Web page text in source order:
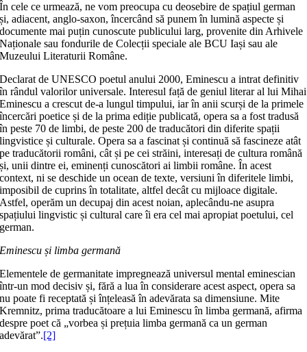
În cele ce urmează, ne vom preocupa cu deosebire de spațiul german
și, adiacent, anglo-saxon, încercând să punem în lumină aspecte și
documente mai puțin cunoscute publicului larg, provenite din Arhivele
Naționale sau fondurile de Colecții speciale ale BCU Iași sau ale
Muzeului Literaturii Române.
Declarat de UNESCO poetul anului 2000, Eminescu a intrat definitiv
în rândul valorilor universale. Interesul față de geniul literar al lui Mihai
Eminescu a crescut de-a lungul timpului, iar în anii scurși de la primele
încercări poetice și de la prima ediție publicată, opera sa a fost tradusă
în peste 70 de limbi, de peste 200 de traducători din diferite spații
lingvistice și culturale. Opera sa a fascinat și continuă să fascineze atât
pe traducătorii români, cât și pe cei străini, interesați de cultura română
și, unii dintre ei, eminenți cunoscători ai limbii române. În acest
context, ni se deschide un ocean de texte, versiuni în diferitele limbi,
imposibil de cuprins în totalitate, altfel decât cu mijloace digitale.
Astfel, operăm un decupaj din acest noian, aplecându-ne asupra
spațiului lingvistic și cultural care îi era cel mai apropiat poetului, cel
german.
Eminescu și limba germană
Elementele de germanitate impregnează universul mental eminescian
într-un mod decisiv și, fără a lua în considerare acest aspect, opera sa
nu poate fi receptată și înțeleasă în adevărata sa dimensiune. Mite
Kremnitz, prima traducătoare a lui Eminescu în limba germană, afirma
despre poet că „vorbea și prețuia limba germană ca un german
adevărat”.[2]